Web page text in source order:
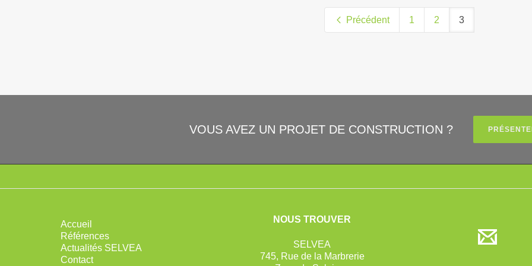
Précédent 1 2 3
VOUS AVEZ UN PROJET DE CONSTRUCTION ?
Accueil
Références
Actualités SELVEA
Contact
NOUS TROUVER
SELVEA
745, Rue de la Marbrerie